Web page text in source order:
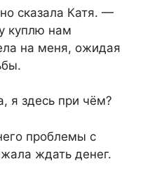
сказала Катя. —
куплю нам
на меня, ожидая
я здесь при чём?
проблемы с
ждать денег.